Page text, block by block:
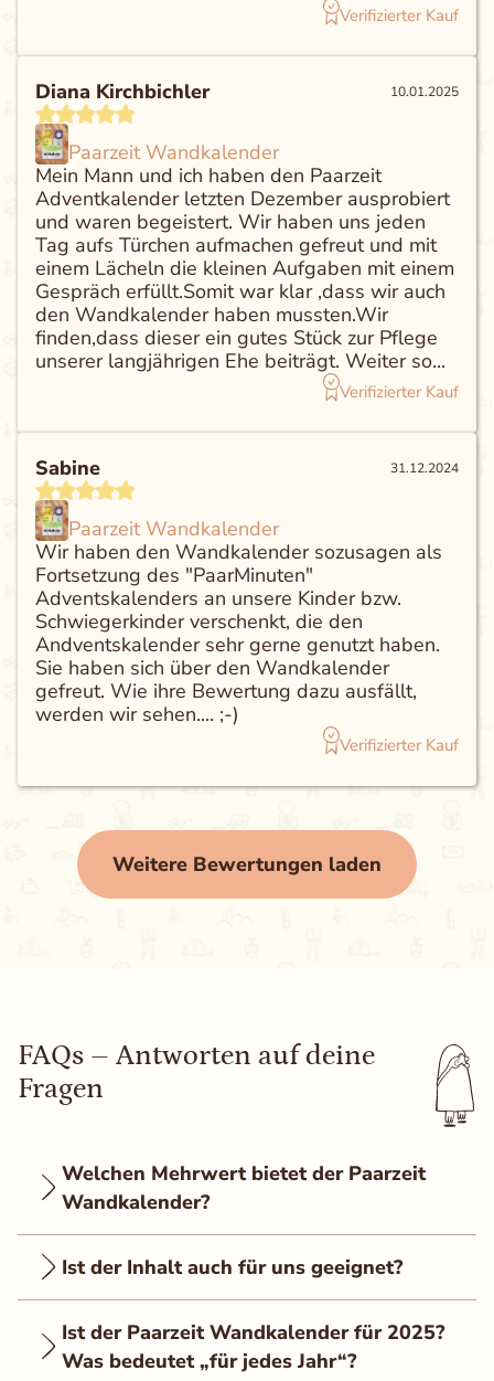
Verifizierter Kauf
Diana Kirchbichler 10.01.2025
Paarzeit Wandkalender
Mein Mann und ich haben den Paarzeit
Adventkalender letzten Dezember ausprobiert
und waren begeistert. Wir haben uns jeden
Tag aufs Türchen aufmachen gefreut und mit
einem Lächeln die kleinen Aufgaben mit einem
Gespräch erfüllt.Somit war klar ,dass wir auch
den Wandkalender haben mussten.Wir
finden,dass dieser ein gutes Stück zur Pflege
unserer langjährigen Ehe beiträgt. Weiter so...
Verifizierter Kauf
Sabine 31.12.2024
Paarzeit Wandkalender
Wir haben den Wandkalender sozusagen als
Fortsetzung des "PaarMinuten"
Adventskalenders an unsere Kinder bzw.
Schwiegerkinder verschenkt, die den
Andventskalender sehr gerne genutzt haben.
Sie haben sich über den Wandkalender
gefreut. Wie ihre Bewertung dazu ausfällt,
werden wir sehen.... ;-)
Verifizierter Kauf
Weitere Bewertungen laden
FAQs – Antworten auf deine
Fragen
Welchen Mehrwert bietet der Paarzeit
Wandkalender?
Ist der Inhalt auch für uns geeignet?
Ist der Paarzeit Wandkalender für 2025?
Was bedeutet „für jedes Jahr“?